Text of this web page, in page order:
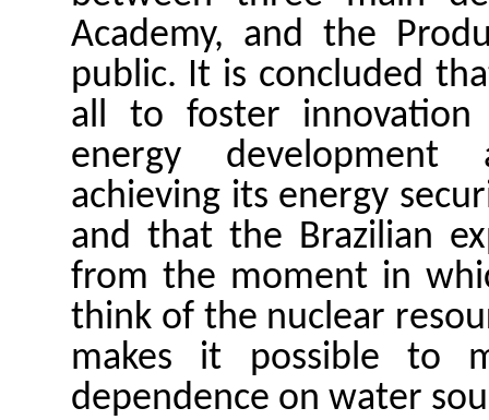
Academy, andthe
public. It is concluded
all
to foster
innovation
energy
development
achieving its energy
and that the Brazilian
from the momentin
think of the nuclear
makes
it possible to
dependence on water